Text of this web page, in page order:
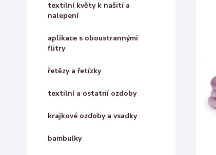
textilní květy k našití a
nalepení
aplikace s oboustrannými
flitry
řetězy a řetízky
textilní a ostatní ozdoby
krajkové ozdoby a vsadky
bambulky